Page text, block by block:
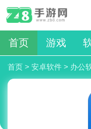
首页 游戏
首页 > 安卓软件 > 办公